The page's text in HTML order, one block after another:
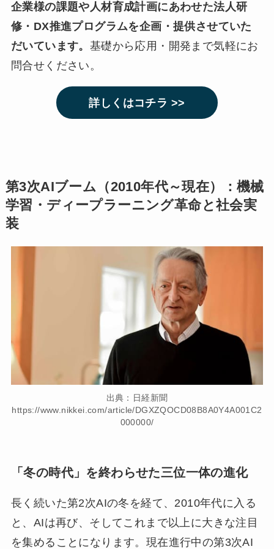
企業様の課題や人材育成計画にあわせた法人研
修・DX推進プログラムを企画・提供させていた
だいています。 基礎から応用・開発まで気軽にお
問合せください。
詳しくはコチラ >>
第3次AIブーム（2010年代～現在）：機械
学習・ディープラーニング革命と社会実
装
出典：日経新聞
https://www.nikkei.com/article/DGXZQOCD08B8A0Y4A001C2
000000/
「冬の時代」を終わらせた三位一体の進化
長く続いた第2次AIの冬を経て、2010年代に入る
と、AIは再び、そしてこれまで以上に大きな注目
を集めることになります。現在進行中の第3次AI